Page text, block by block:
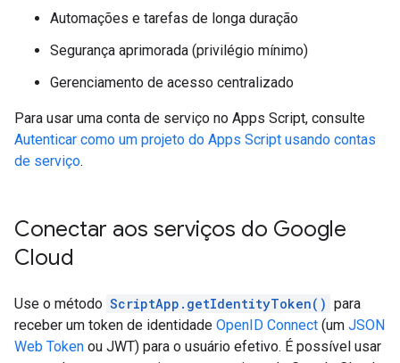
Automações e tarefas de longa duração
Segurança aprimorada (privilégio mínimo)
Gerenciamento de acesso centralizado
Para usar uma conta de serviço no Apps Script, consulte
Autenticar como um projeto do Apps Script usando contas
de serviço.
Conectar aos serviços do Google
Cloud
Use o método ScriptApp.getIdentityToken() para
receber um token de identidade OpenID Connect (um JSON
Web Token ou JWT) para o usuário efetivo. É possível usar